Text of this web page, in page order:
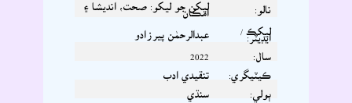
ليکن جو ليکو: صحت، انديشا ۽
امڪان
نالو:
عبدالرحمٰن پيرزادو
ليکڪ /
ايڊيٽر:
سال:
تنقيدي ادب ڪيٽيگري:
سنڌي ٻولي: